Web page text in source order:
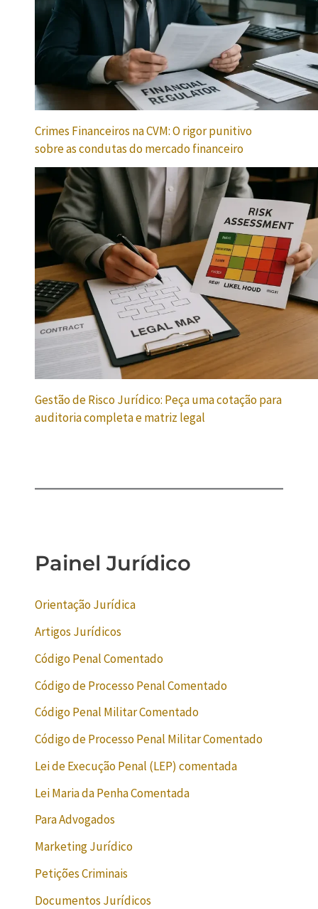
Crimes Financeiros na CVM: O rigor punitivo
sobre as condutas do mercado financeiro
Gestão de Risco Jurídico: Peça uma cotação para
auditoria completa e matriz legal
Painel Jurídico
Orientação Jurídica
Artigos Jurídicos
Código Penal Comentado
Código de Processo Penal Comentado
Código Penal Militar Comentado
Código de Processo Penal Militar Comentado
Lei de Execução Penal (LEP) comentada
Lei Maria da Penha Comentada
Para Advogados
Marketing Jurídico
Petições Criminais
Documentos Jurídicos